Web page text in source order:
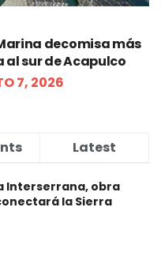
decomisa más
sur de Acapulco
7, 2026
Latest
Interserrana, obra
la Sierra